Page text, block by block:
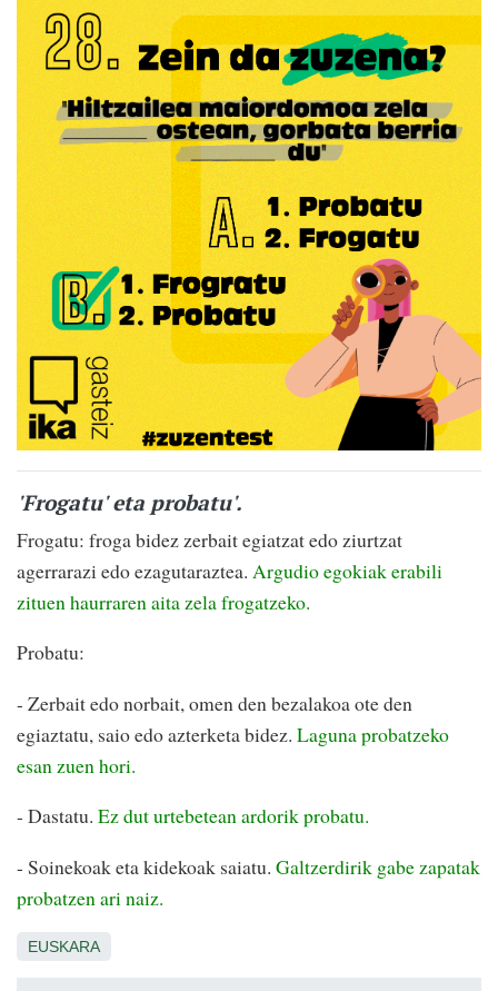
'Frogatu' eta probatu'.
Frogatu: froga bidez zerbait egiatzat edo ziurtzat
agerrarazi edo ezagutaraztea. Argudio egokiak erabili
zituen haurraren aita zela frogatzeko.
Probatu:
- Zerbait edo norbait, omen den bezalakoa ote den
egiaztatu, saio edo azterketa bidez. Laguna probatzeko
esan zuen hori.
- Dastatu. Ez dut urtebetean ardorik probatu.
- Soinekoak eta kidekoak saiatu. Galtzerdirik gabe zapatak
probatzen ari naiz.
EUSKARA